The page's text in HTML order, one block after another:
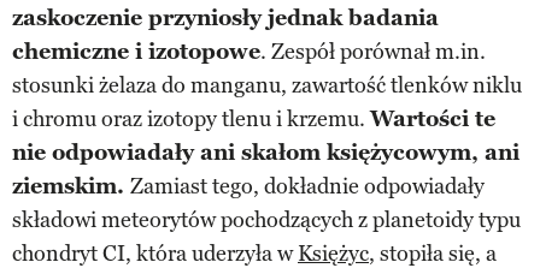
zaskoczenie przyniosły jednak badania
chemiczne i izotopowe. Zespół porównał m.in.
stosunki żelaza do manganu, zawartość tlenków niklu
i chromu oraz izotopy tlenu i krzemu.Wartości te
nie odpowiadały ani skałom księżycowym, ani
ziemskim. Zamiast tego, dokładnie odpowiadały
składowi meteorytów pochodzących z planetoidy typu
chondryt CI, która uderzyła wKsiężyc, stopiła się, a